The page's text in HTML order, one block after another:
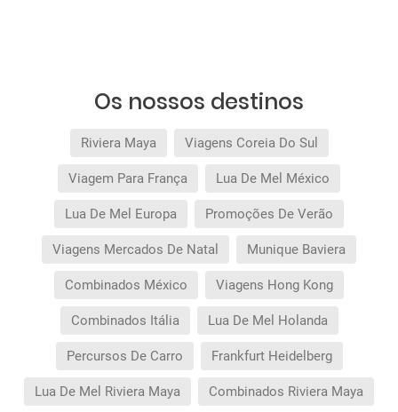
Os nossos destinos
Riviera Maya Viagens Coreia Do Sul
Viagem Para França Lua De Mel México
Lua De Mel Europa Promoções De Verão
Viagens Mercados De Natal Munique Baviera
Combinados México Viagens Hong Kong
Combinados Itália Lua De Mel Holanda
Percursos De Carro Frankfurt Heidelberg
Lua De Mel Riviera Maya Combinados Riviera Maya